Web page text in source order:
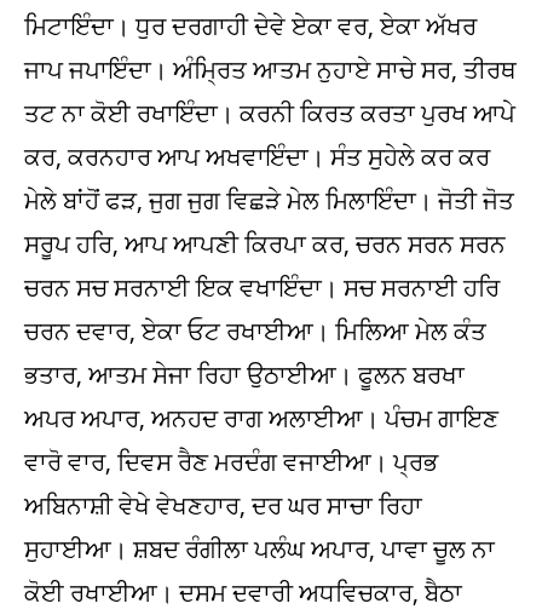
ਮਿਟਾਇੰਦਾ। ਧੁਰ ਦਰਗਾਹੀ ਦੇਵੇ ਏਕਾ ਵਰ, ਏਕਾ ਅੱਖਰ
ਜਾਪ ਜਪਾਇੰਦਾ। ਅੰਮ੍ਰਿਤ ਆਤਮ ਨੁਹਾਏ ਸਾਚੇ ਸਰ, ਤੀਰਥ
ਤਟ ਨਾ ਕੋਈ ਰਖਾਇੰਦਾ। ਕਰਨੀ ਕਿਰਤ ਕਰਤਾ ਪੁਰਖ ਆਪੇ
ਕਰ, ਕਰਨਹਾਰ ਆਪ ਅਖਵਾਇੰਦਾ। ਸੰਤ ਸੁਹੇਲੇ ਕਰ ਕਰ
ਮੇਲੇ ਬਾਂਹੋਂ ਫੜ, ਜੁਗ ਜੁਗ ਵਿਛੜੇ ਮੇਲ ਮਿਲਾਇੰਦਾ। ਜੋਤੀ ਜੋਤ
ਸਰੂਪ ਹਰਿ, ਆਪ ਆਪਣੀ ਕਿਰਪਾ ਕਰ, ਚਰਨ ਸਰਨ ਸਰਨ
ਚਰਨ ਸਚ ਸਰਨਾਈ ਇਕ ਵਖਾਇੰਦਾ। ਸਚ ਸਰਨਾਈ ਹਰਿ
ਚਰਨ ਦਵਾਰ, ਏਕਾ ਓਟ ਰਖਾਈਆ। ਮਿਲਿਆ ਮੇਲ ਕੰਤ
ਭਤਾਰ, ਆਤਮ ਸੇਜਾ ਰਿਹਾ ਉਠਾਈਆ। ਫੂਲਨ ਬਰਖਾ
ਅਪਰ ਅਪਾਰ, ਅਨਹਦ ਰਾਗ ਅਲਾਈਆ। ਪੰਚਮ ਗਾਇਣ
ਵਾਰੋ ਵਾਰ, ਦਿਵਸ ਰੈਣ ਮਰਦੰਗ ਵਜਾਈਆ। ਪ੍ਰਭ
ਅਬਿਨਾਸ਼ੀ ਵੇਖੇ ਵੇਖਣਹਾਰ, ਦਰ ਘਰ ਸਾਚਾ ਰਿਹਾ
ਸੁਹਾਈਆ। ਸ਼ਬਦ ਰੰਗੀਲਾ ਪਲੰਘ ਅਪਾਰ, ਪਾਵਾ ਚੂਲ ਨਾ
ਕੋਈ ਰਖਾਈਆ। ਦਸਮ ਦਵਾਰੀ ਅਧਵਿਚਕਾਰ, ਬੈਠਾ